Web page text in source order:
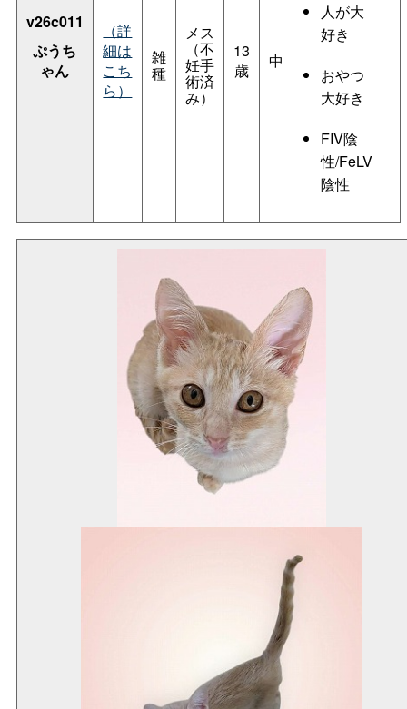
v26c011
ぷうち
ゃん
（詳
細は
こち
ら）
雑
種
メス
（不
妊手
術済
み）
13
歳
中
人が大
好き
おやつ
大好き
FIV陰
性/FeLV
陰性